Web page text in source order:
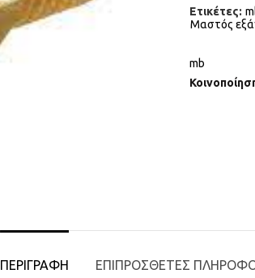
Ετικέτες:
Μαστός
mb
ΠΕΡΙΓΡΑΦΉ ΕΠΙΠΡΌΣΘΕΤΕΣ